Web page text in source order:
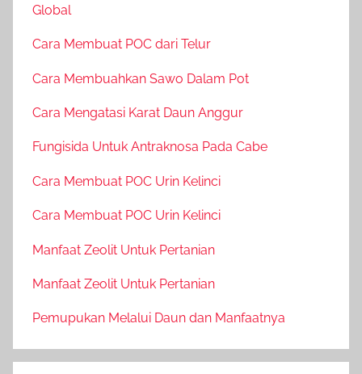
Global
Cara Membuat POC dari Telur
Cara Membuahkan Sawo Dalam Pot
Cara Mengatasi Karat Daun Anggur
Fungisida Untuk Antraknosa Pada Cabe
Cara Membuat POC Urin Kelinci
Cara Membuat POC Urin Kelinci
Manfaat Zeolit Untuk Pertanian
Manfaat Zeolit Untuk Pertanian
Pemupukan Melalui Daun dan Manfaatnya